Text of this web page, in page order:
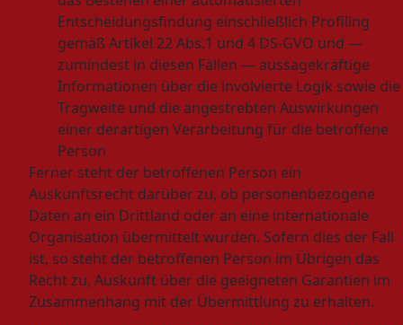
Entscheidungsfindung einschließlich Profiling
gemäß Artikel 22 Abs.1 und 4 DS-GVO und —
zumindest in diesen Fällen — aussagekräftige
Informationen über die involvierte Logik sowie die
Tragweite und die angestrebten Auswirkungen
einer derartigen Verarbeitung für die betroffene
Person
Ferner steht der betroffenen Person ein
Auskunftsrecht darüber zu, ob personenbezogene
Daten an ein Drittland oder an eine internationale
Organisation übermittelt wurden. Sofern dies der Fall
ist, so steht der betroffenen Person im Übrigen das
Recht zu, Auskunft über die geeigneten Garantien im
Zusammenhang mit der Übermittlung zu erhalten.